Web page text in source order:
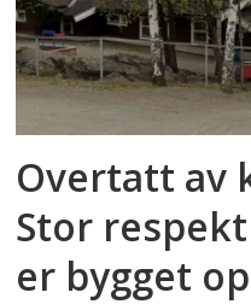
Overtatt av
Stor
er bygget